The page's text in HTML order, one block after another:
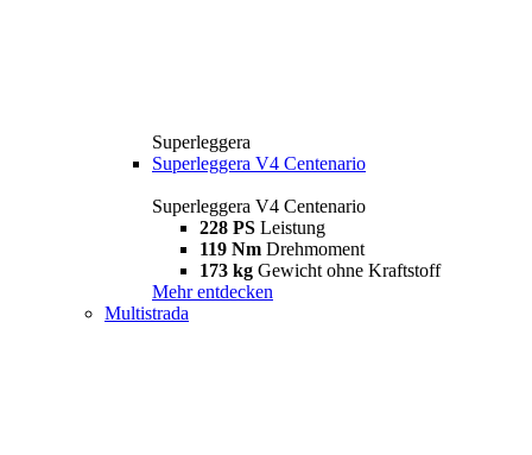
Superleggera
Superleggera V4 Centenario
Superleggera V4 Centenario
228 PS Leistung
119 Nm Drehmoment
173 kg Gewicht ohne Kraftstoff
Mehr entdecken
Multistrada